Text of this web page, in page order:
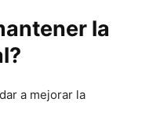
la
a mejorar la